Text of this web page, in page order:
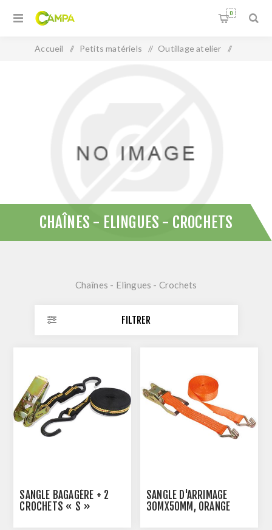
0
Accueil / Petits matériels / Outillage atelier /
CHAÎNES - ELINGUES - CROCHETS
Chaînes - Elingues - Crochets
FILTRER
SANGLE BAGAGÈRE + 2
CROCHETS « S »
SANGLE D'ARRIMAGE
30MX50MM, ORANGE